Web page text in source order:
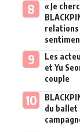
« Je
relations
Les
et Yu
couple
du ballet